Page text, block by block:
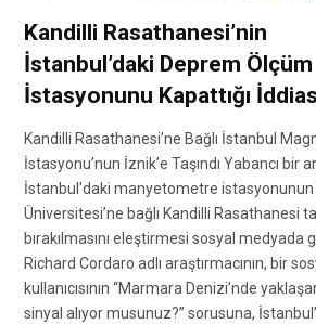
Kandilli Rasathanesi’nin
İstanbul’daki Deprem Ölçüm
İstasyonunu Kapattığı
Kandilli Rasathanesi’ne Bağlı İstanbul
İstasyonu’nun İznik’e Taşındı Yabancı bir
İstanbul’daki manyetometre
Üniversitesi’ne bağlı Kandilli Rasathanesi
bırakılmasını eleştirmesi sosyal medyada
Richard Cordaro adlı araştırmacının, bir
kullanıcısının “Marmara Denizi’nde
sinyal alıyor musunuz?” sorusuna,